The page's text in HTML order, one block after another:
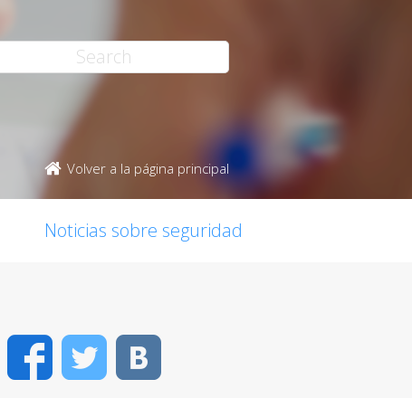
Volver a la página principal
Noticias sobre seguridad
FacebookTwitter